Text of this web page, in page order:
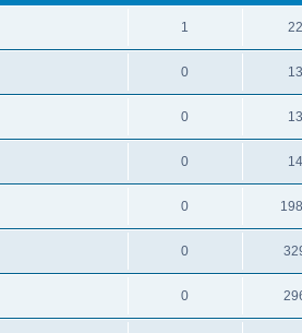
1
0
0
0
0
0
0